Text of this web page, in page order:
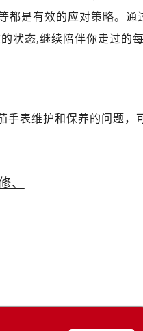
前预约）
前预约）
都是有效的应对策略。通
状态,继续陪伴你走过的每
手表维护和保养的问题，